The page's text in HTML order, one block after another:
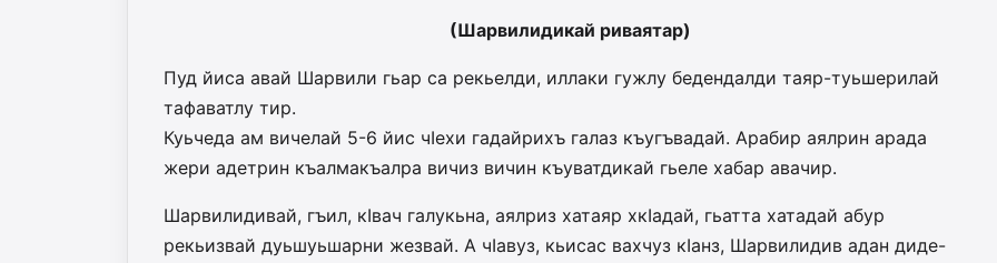
(Шарвилидикай риваятар)
Пуд йиса авай Шарвили гьар са рекьелди, иллаки гужлу бедендалди таяр-туьшерилай
тафаватлу тир.
Куьчеда ам вичелай 5-6 йис чIехи гадайрихъ галаз къугъвадай. Арабир аялрин арада
жери адетрин къалмакъалра вичиз вичин къуватдикай гьеле хабар авачир.
Шарвилидивай, гъил, кIвач галукьна, аялриз хатаяр хкIадай, гьатта хатадай абур
рекьизвай дуьшуьшарни жезвай. А чIавуз, кьисас вахчуз кIанз, Шарвилидив адан диде-